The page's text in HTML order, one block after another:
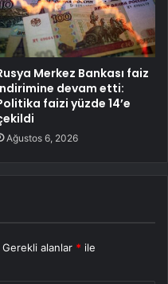
Merkez Bankası faiz
devam etti:
faizi yüzde 14’e
Ağustos 6, 2026
Gerekli alanlar * ile